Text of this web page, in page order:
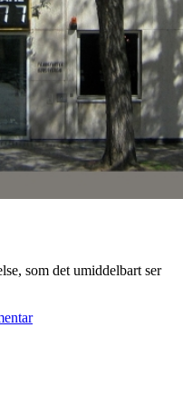
som det umiddelbart ser